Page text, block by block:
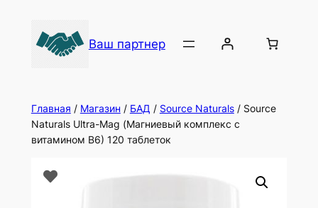
Ваш партнер
Главная / Магазин / БАД / Source Naturals/ Source
Naturals Ultra-Mag (Магниевый комплекс с
витамином B6) 120 таблеток